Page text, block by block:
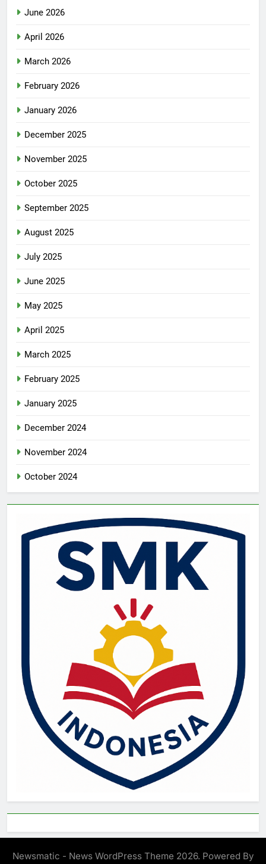
June 2026
April 2026
March 2026
February 2026
January 2026
December 2025
November 2025
October 2025
September 2025
August 2025
July 2025
June 2025
May 2025
April 2025
March 2025
February 2025
January 2025
December 2024
November 2024
October 2024
Newsmatic - News WordPress Theme 2026. Powered By